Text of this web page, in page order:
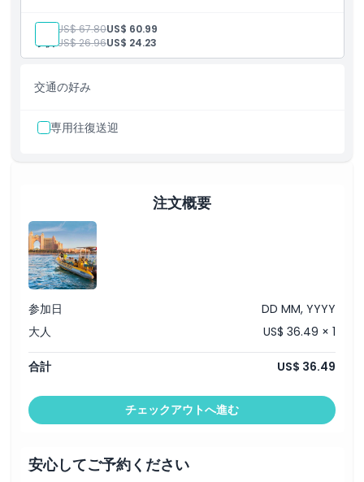
ドバイの海岸線を巡るガイド付きオリジナルツアー
ドバイ・マリーナからアイン・ドバイまでのクルーズ
パーム・ジュメイラ、アトランティス、ブルジュ・アル・アラ
王宮、パーム・ラグーン、海辺のアトラクションの眺め
大人: US$ 67.80US$ 60.99
子供:US$ 26.96US$ 24.23
交通の好み
専用往復送迎
注文概要
参加日
DD MM, YYYY
大人
US$ 36.49 × 1
合計 US$ 36.49
チェックアウトへ進む
安心してご予約ください